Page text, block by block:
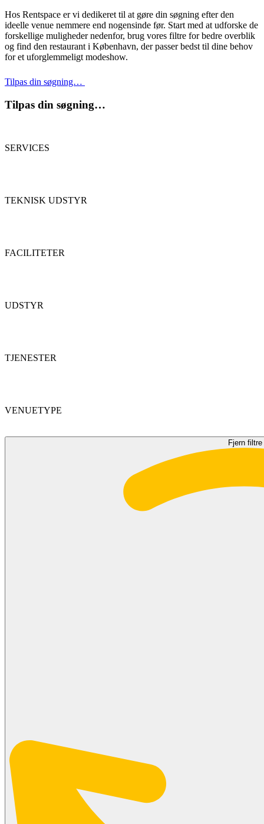
Hos Rentspace er vi dedikeret til at gøre din søgning efter den
ideelle venue nemmere end nogensinde før. Start med at udforske de
forskellige muligheder nedenfor, brug vores filtre for bedre overblik
og find den restaurant i København, der passer bedst til dine behov
for et uforglemmeligt modeshow.
Tilpas din søgning…
Tilpas din søgning…
SERVICES
TEKNISK UDSTYR
FACILITETER
UDSTYR
TJENESTER
VENUETYPE
Fjern filtre